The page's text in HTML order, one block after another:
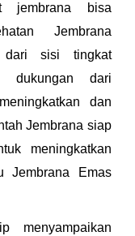
jembrana bisa
Jembrana
dari sisi tingkat
dukungan dari
dan
Jembrana siap
meningkatkan
Jembrana Emas
menyampaikan